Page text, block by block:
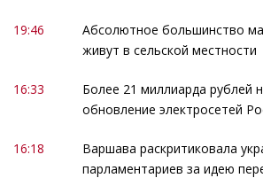
19:46
Абсолютное большинство
живут в сельской местности
16:33
Более 21 миллиарда рублей
обновление электросетей
16:18
Варшава раскритиковала
парламентариев за идею